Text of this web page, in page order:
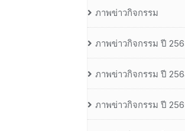
ภาพข่าวกิจกรรม
ภาพข่าวกิจกรรม ปี
ภาพข่าวกิจกรรม ปี
ภาพข่าวกิจกรรม ปี